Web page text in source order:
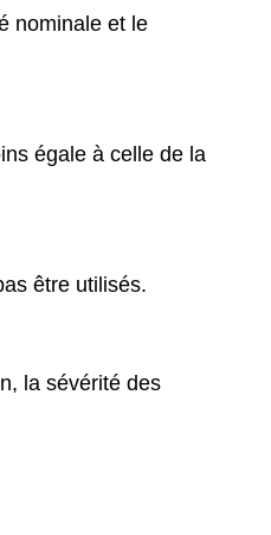
nominale et le
égale à celle de la
être utilisés.
la sévérité des